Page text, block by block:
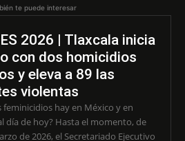
te puede interesar
2026 | Tlaxcala inicia
con dos homicidios
y eleva a 89 las
violentas
feminicidios hay en México y en
Hasta el momento, de
de 2026, el Secretariado Ejecutivo